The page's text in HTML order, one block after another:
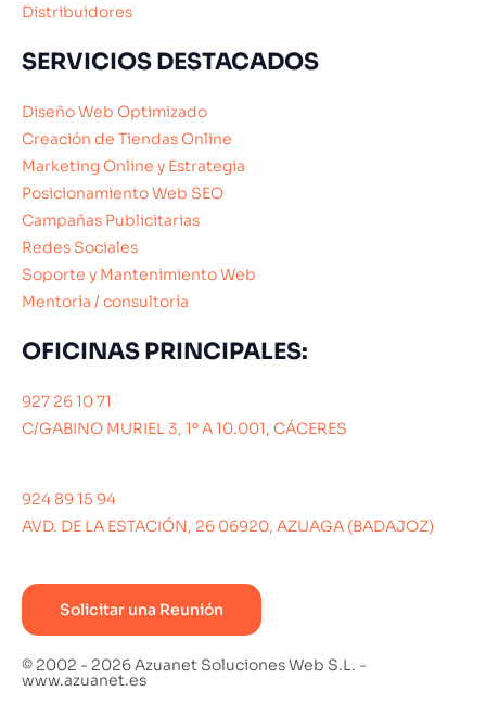
Distribuidores
SERVICIOS DESTACADOS
Diseño Web Optimizado
Creación de Tiendas Online
Marketing Online y Estrategia
Posicionamiento Web SEO
Campañas Publicitarias
Redes Sociales
Soporte y Mantenimiento Web
Mentoría / consultoría
OFICINAS PRINCIPALES:
927 26 10 71
C/GABINO MURIEL 3, 1º A 10.001, CÁCERES
924 89 15 94
AVD. DE LA ESTACIÓN, 26 06920, AZUAGA (BADAJOZ)
Solicitar una Reunión
© 2002 - 2026 Azuanet Soluciones Web S.L. -
www.azuanet.es